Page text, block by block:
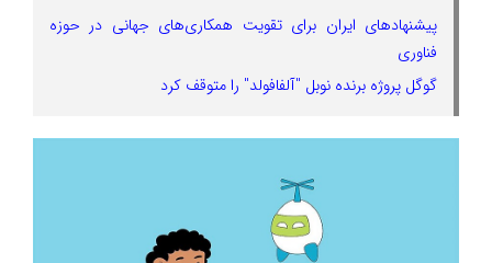
پیشنهادهای ایران برای تقویت همکاری‌های جهانی در حوزه
فناوری
گوگل پروژه برنده نوبل "آلفافولد" را متوقف کرد